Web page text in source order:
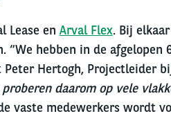
Lease en Arval Flex. Bij
“We hebben in de afgelopen
Hertogh, Projectleider
proberen daarom op vele
vaste medewerkers wordt